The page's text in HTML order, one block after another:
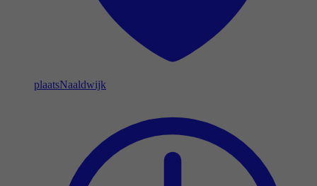
plaatsNaaldwijk